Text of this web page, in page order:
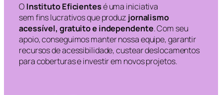
O Instituto Eficientesé uma iniciativa
sem fins lucrativos que produz jornalismo
acessível, gratuito e independente. Com seu
apoio, conseguimos manter nossa equipe, garantir
recursos de acessibilidade, custear deslocamentos
para coberturas e investir em novos projetos.